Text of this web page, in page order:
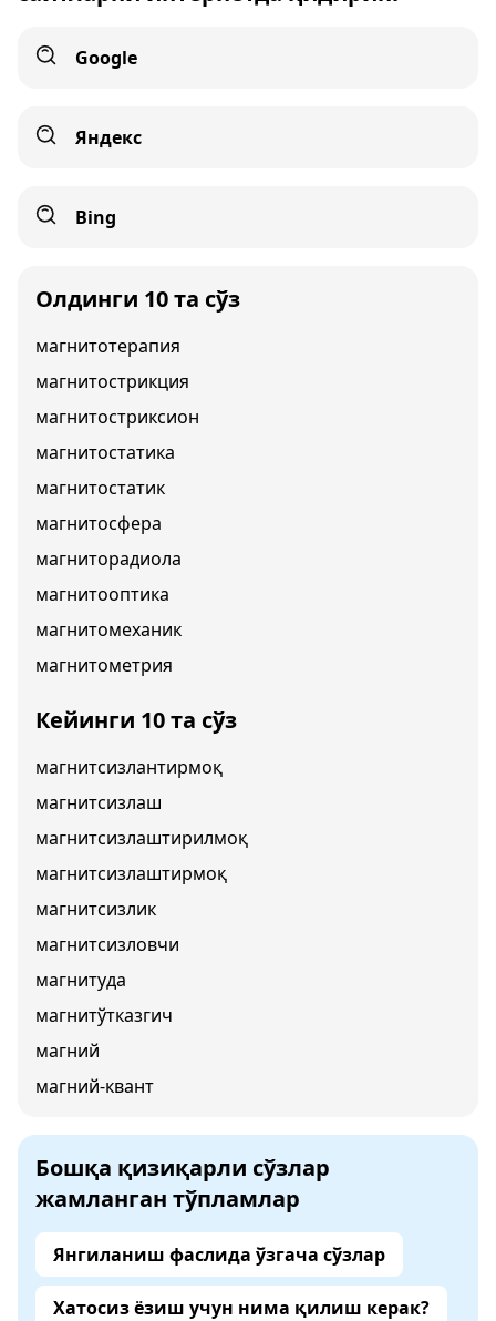
Google
Яндекс
Bing
Олдинги 10 та сўз
магнитотерапия
магнитострикция
магнитостриксион
магнитостатика
магнитостатик
магнитосфера
магниторадиола
магнитооптика
магнитомеханик
магнитометрия
Кейинги 10 та сўз
магнитсизлантирмоқ
магнитсизлаш
магнитсизлаштирилмоқ
магнитсизлаштирмоқ
магнитсизлик
магнитсизловчи
магнитуда
магнитўтказгич
магний
магний-квант
Бошқа қизиқарли сўзлар
жамланган тўпламлар
Янгиланиш фаслида ўзгача сўзлар
Хатосиз ёзиш учун нима қилиш керак?